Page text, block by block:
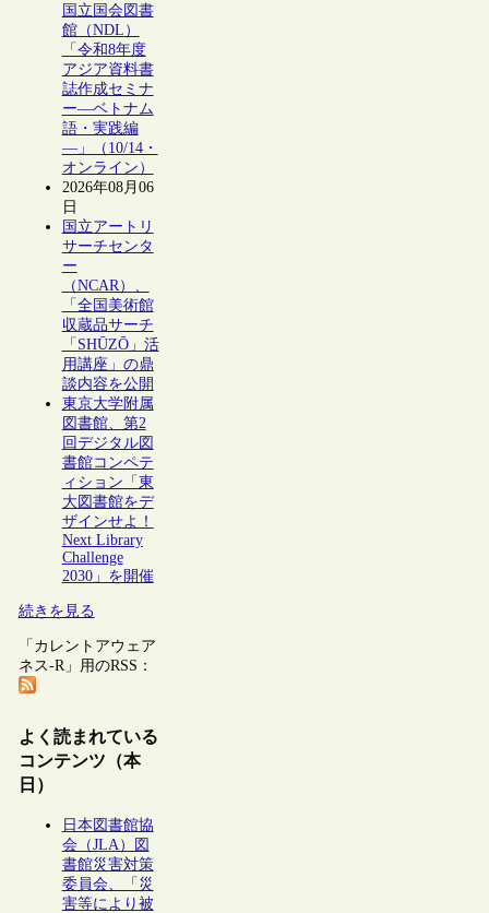
国立国会図書
館（NDL）
「令和8年度
アジア資料書
誌作成セミナ
ー―ベトナム
語・実践編
―」（10/14・
オンライン）
2026年08月06
日
国立アートリ
サーチセンタ
ー
（NCAR）、
「全国美術館
収蔵品サーチ
「SHŪZŌ」活
用講座」の鼎
談内容を公開
東京大学附属
図書館、第2
回デジタル図
書館コンペテ
ィション「東
大図書館をデ
ザインせよ！
Next Library
Challenge
2030」を開催
続きを見る
「カレントアウェア
ネス-R」用のRSS：
よく読まれている
コンテンツ（本
日）
日本図書館協
会（JLA）図
書館災害対策
委員会、「災
害等により被